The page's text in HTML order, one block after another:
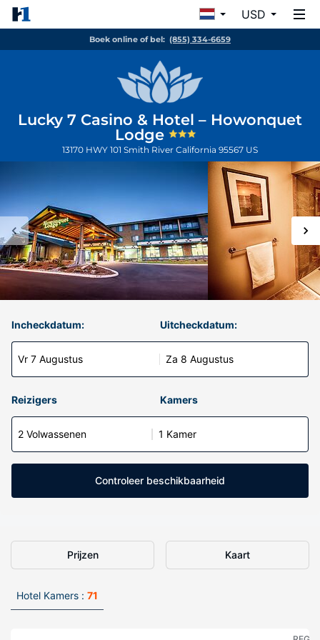
USD
Boek online of bel: (855) 334-6659
Lucky 7 Casino & Hotel – Howonquet
Lodge
13170 HWY 101 Smith River California 95567 US
Incheckdatum:
Vr 7 Augustus
Uitcheckdatum:
Za 8 Augustus
Reizigers Kamers
2 Volwassenen 1 Kamer
Controleer beschikbaarheid
Prijzen Kaart
Hotel Kamers : 71